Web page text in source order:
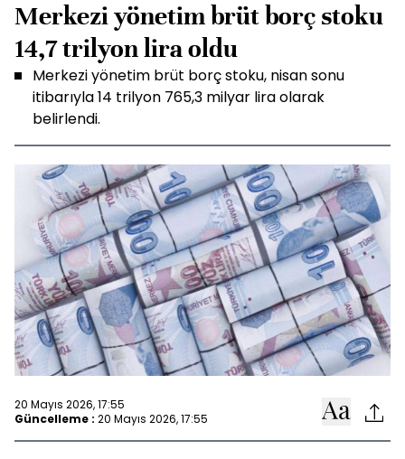
Merkezi yönetim brüt borç stoku
14,7 trilyon lira oldu
Merkezi yönetim brüt borç stoku, nisan sonu
itibarıyla 14 trilyon 765,3 milyar lira olarak
belirlendi.
20 Mayıs 2026, 17:55
Güncelleme : 20 Mayıs 2026, 17:55